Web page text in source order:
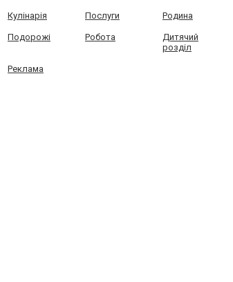
Кулінарія Послуги Родина
Подорожі Робота
Дитячий
розділ
Реклама